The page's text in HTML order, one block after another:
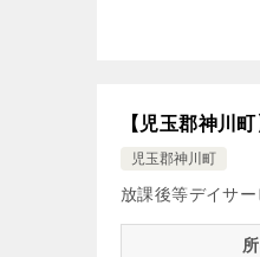
【児玉郡神川
児玉郡神川町
放課後等デイサー